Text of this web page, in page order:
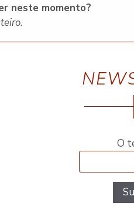
neste momento?
.
O